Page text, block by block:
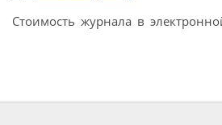
Стоимость журнала в